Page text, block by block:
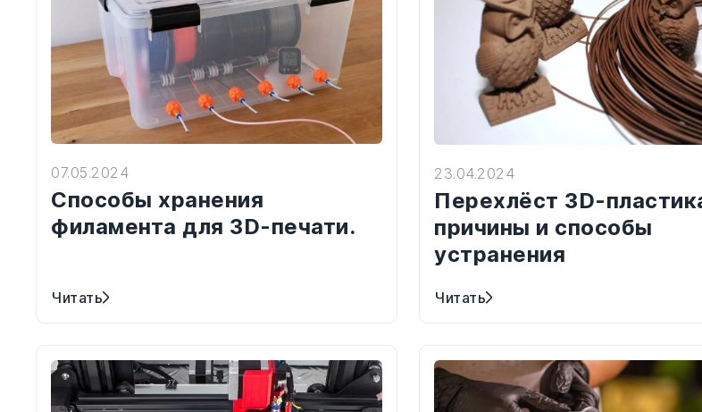
07.05.2024
Способы хранения
филамента для 3D-печати.
Читать
23.04.2024
Перехлёст 3D-
причины и способы
устранения
Читать